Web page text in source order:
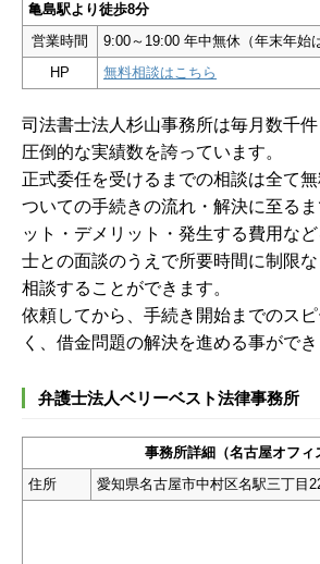
亀島駅より徒歩8分
営業時間
9:00～19:00 年中無休（年末年始
HP
無料相談はこちら
司法書士法人杉山事務所は毎月数千件
圧倒的な実績数を誇っています。
正式委任を受けるまでの相談は全て
ついての手続きの流れ・解決に至る
ット・デメリット・発生する費用な
士との面談のうえで所要時間に制限
相談することができます。
依頼してから、手続き開始までのス
く、借金問題の解決を進める事ができ
弁護士法人ベリーベスト法律事務所
事務所詳細（名古屋オフィ
住所
愛知県名古屋市中村区名駅三丁目